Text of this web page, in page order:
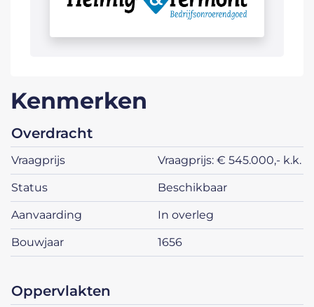
Kenmerken
overdracht
vraagprijs Vraagprijs: € 545.000,- k.k.
status beschikbaar
aanvaarding in overleg
bouwjaar 1656
oppervlakten